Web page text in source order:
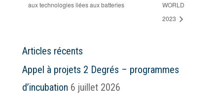
aux technologies liées aux batteries
WORLD
2023
Articles récents
Appel à projets 2 Degrés – programmes
d’incubation 6 juillet 2026